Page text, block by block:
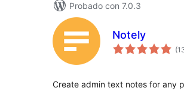
Probado con 7.0.3
Notely
Create admin text notes for any